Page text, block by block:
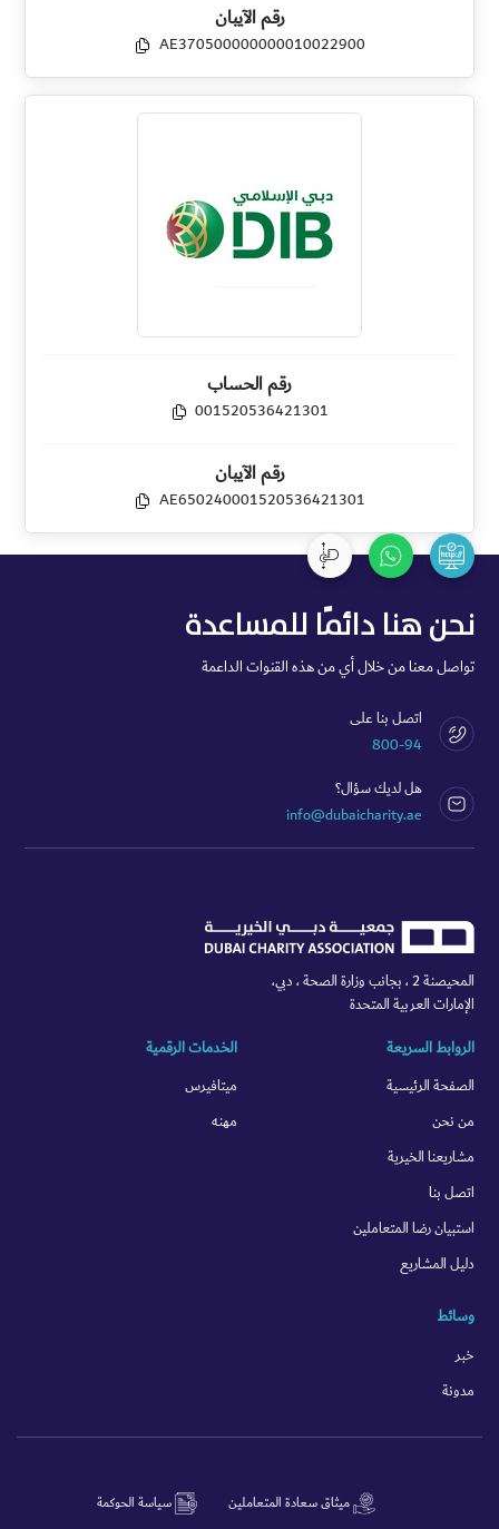
رقم الآيبان
AE370500000000010022900
رقم الحساب
001520536421301
رقم الآيبان
AE650240001520536421301
نحن هنا دائمًا للمساعدة
تواصل معنا من خلال أي من هذه القنوات الداعمة
اتصل بنا على
800-94
هل لديك سؤال؟
info@dubaicharity.ae
المحيصنة 2 ، بجانب وزارة الصحة ، دبي،
الإمارات العربية المتحدة
الروابط السريعة
الصفحة الرئيسية
من نحن
مشاريعنا الخيرية
اتصل بنا
استبيان رضا المتعاملين
دليل المشاريع
الخدمات الرقمية
ميتافيرس
مهنه
وسائط
خبر
مدونة
ميثاق سعادة المتعاملين سياسة الحوكمة